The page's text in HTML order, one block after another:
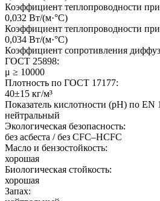
Коэффициент теплопроводности при
0,032 Вт/(м·°C)
Коэффициент теплопроводности при
0,034 Вт/(м·°C)
Коэффициент сопротивления
ГОСТ 25898:
μ ≥ 10000
Плотность по ГОСТ 17177:
40±15 кг/м³
Показатель кислотности (pH) по EN
нейтральный
Экологическая безопасность:
без асбеста / без CFC–HCFC
Масло и бензостойкость:
хорошая
Биологическая стойкость:
хорошая
Запах: